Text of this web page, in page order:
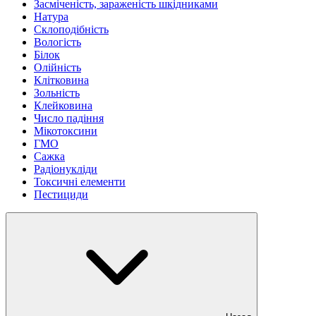
Засміченість, зараженість шкідниками
Натура
Склоподібність
Вологість
Білок
Олійність
Клітковина
Зольність
Клейковина
Число падіння
Мікотоксини
ГМО
Сажка
Радіонукліди
Токсичні елементи
Пестициди